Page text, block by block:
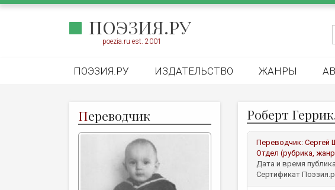
ПОЭЗИЯ.РУ
poezia.ru est. 2001
ПОЭЗИЯ.РУ ИЗДАТЕЛЬСТВО ЖАНРЫ
Переводчик Роберт
Переводчик: Сергей
Отдел (рубрика,
Дата и время
Сертификат